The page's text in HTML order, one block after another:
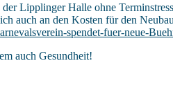
Lipplinger Halle ohne
auch an den Kosten für den
spendet-fuer-neue-
auch Gesundheit!